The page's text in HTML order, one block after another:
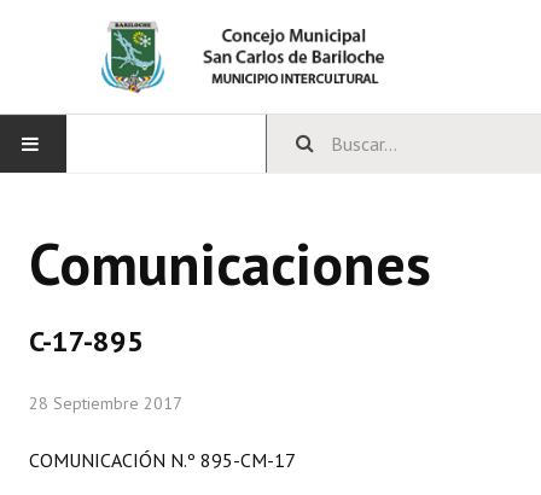
CONCEJO
Comisiones Permanentes
Comisiones Especiales
Comunicaciones
C-17-895
28 Septiembre 2017
COMUNICACIÓN N.º 895-CM-17